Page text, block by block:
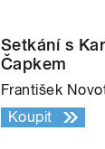
Setkání s
Čapkem
František
Koupit